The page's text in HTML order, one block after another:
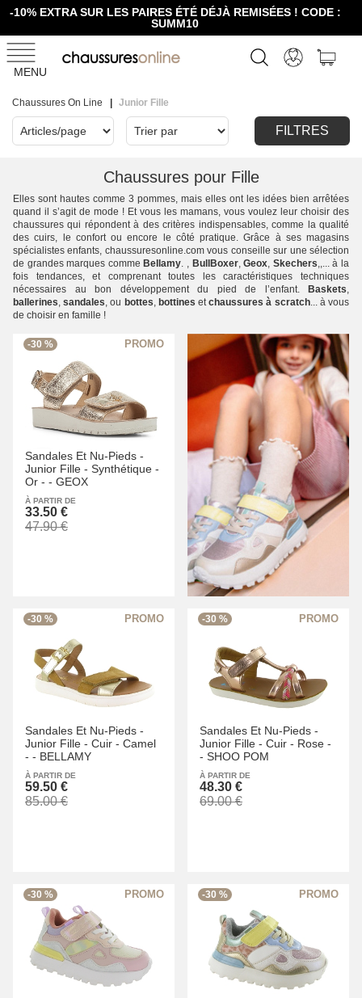
-10% EXTRA SUR LES PAIRES ÉTÉ DÉJÀ REMISÉES ! CODE :
SUMM10
MENU
Chaussures On Line Junior Fille
FILTRES
Chaussures pour Fille
Elles sont hautes comme 3 pommes, mais elles ont les idées bien arrêtées
quand il s’agit de mode ! Et vous les mamans, vous voulez leur choisir des
chaussures qui répondent à des critères indispensables, comme la qualité
des cuirs, le confort ou encore le côté pratique. Grâce à ses magasins
spécialistes enfants, chaussuresonline.com vous conseille sur une sélection
de grandes marques commeBellamy. , BullBoxer,Geox, Skechers,,... à la
fois tendances, et comprenant toutes les caractéristiques techniques
nécessaires au bon développement du pied de l’enfant. Baskets,
ballerines,sandales, ou bottes, bottines etchaussures à scratch... à vous
de choisir en famille !
-30 %
Sandales Et Nu-Pieds -
Junior Fille - Synthétique -
Or - - GEOX
À PARTIR DE
33.50 €
47.90 €
-30 %
Sandales Et Nu-Pieds -
Junior Fille - Cuir - Camel
- - BELLAMY
À PARTIR DE
59.50 €
85.00 €
-30 %
Sandales Et Nu-Pieds -
Junior Fille - Cuir - Rose -
- SHOO POM
À PARTIR DE
48.30 €
69.00 €
-30 % -30 %